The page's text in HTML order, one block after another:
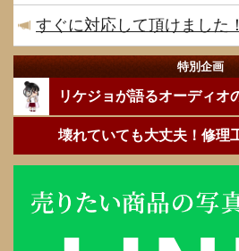
すぐに対応して頂けました！
特別企画
リケジョが語るオーディオ
壊れていても大丈夫！修理